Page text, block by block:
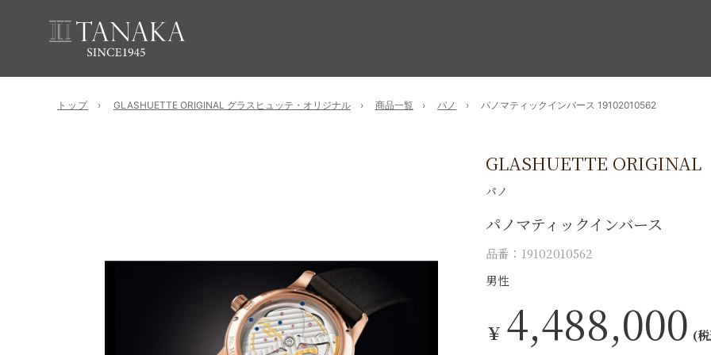
トップ GLASHUETTE ORIGINAL グラスヒュッテ・オリジナル 商品一覧 パノ パノマティックインバース 19102010562
GLASHUETTE ORIGINAL
パノ
パノマティックインバース
品番：19102010562
男性
￥ 4,488,000 (